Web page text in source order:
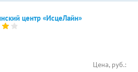
центр «ИсцеЛайн»
Цена, руб.: